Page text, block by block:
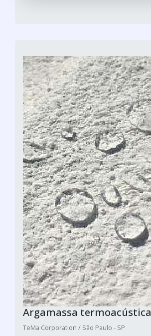
Argamassa termoacústica
TeMa Corporation / São Paulo - SP